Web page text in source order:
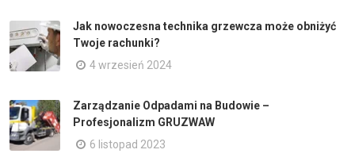
Jak nowoczesna technika grzewcza może obniżyć
Twoje rachunki?
4 wrzesień 2024
Zarządzanie Odpadami na Budowie –
Profesjonalizm GRUZWAW
6 listopad 2023